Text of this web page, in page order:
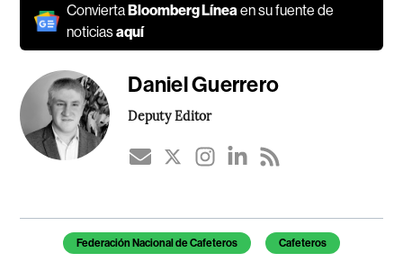
ConviertaBloomberg Línea en su fuente de
noticiasaquí
Daniel Guerrero
Deputy Editor
Temas de este artículo
Federación Nacional de Cafeteros Cafeteros